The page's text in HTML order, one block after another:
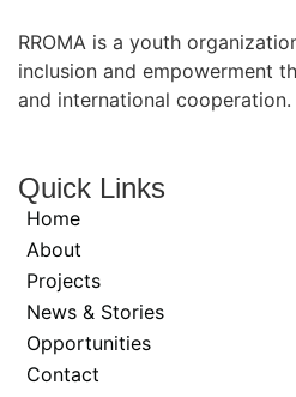
RROMA is a youth
inclusion and empowerment
and international cooperation.
Quick Links
Home
About
Projects
News & Stories
Opportunities
Contact